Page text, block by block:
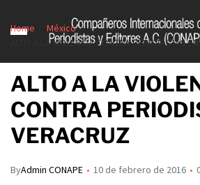
Home
México
ALTO A LA VIOLENCIA CONTRA PERIODISTAS
ALTO A LA
CONTRA
VERACRUZ
ByAdmin CONAPE 10 de febrero de 2016